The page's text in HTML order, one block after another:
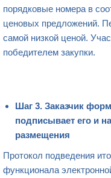
порядковые номера в
ценовых предложений.
самой низкой ценой.
победителем закупки.
Шаг 3. Заказчик
подписывает его и
размещения
Протокол подведения
функционала